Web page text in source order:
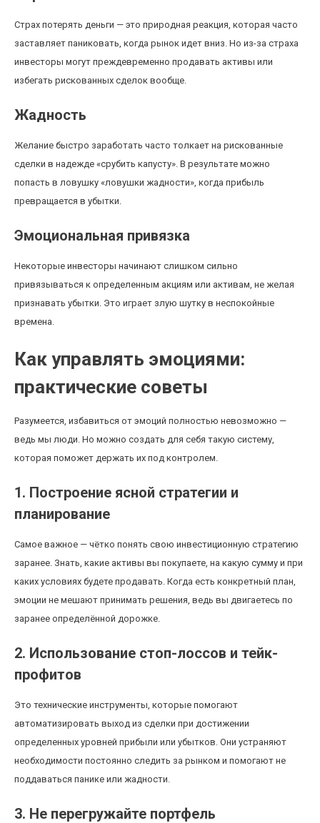
Страх потерять деньги — это природная реакция, которая часто
заставляет паниковать, когда рынок идет вниз. Но из-за страха
инвесторы могут преждевременно продавать активы или
избегать рискованных сделок вообще.
Жадность
Желание быстро заработать часто толкает на рискованные
сделки в надежде «срубить капусту». В результате можно
попасть в ловушку «ловушки жадности», когда прибыль
превращается в убытки.
Эмоциональная привязка
Некоторые инвесторы начинают слишком сильно
привязываться к определенным акциям или активам, не желая
признавать убытки. Это играет злую шутку в неспокойные
времена.
Как управлять эмоциями:
практические советы
Разумеется, избавиться от эмоций полностью невозможно —
ведь мы люди. Но можно создать для себя такую систему,
которая поможет держать их под контролем.
1. Построение ясной стратегии и
планирование
Самое важное — чётко понять свою инвестиционную стратегию
заранее. Знать, какие активы вы покупаете, на какую сумму и при
каких условиях будете продавать. Когда есть конкретный план,
эмоции не мешают принимать решения, ведь вы двигаетесь по
заранее определённой дорожке.
2. Использование стоп-лоссов и тейк-
профитов
Это технические инструменты, которые помогают
автоматизировать выход из сделки при достижении
определенных уровней прибыли или убытков. Они устраняют
необходимости постоянно следить за рынком и помогают не
поддаваться панике или жадности.
3. Не перегружайте портфель